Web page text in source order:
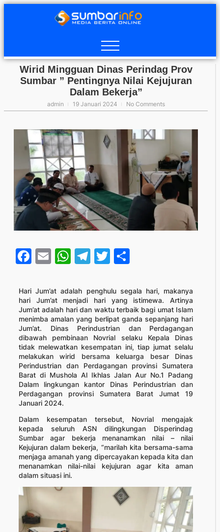
Wirid Mingguan Dinas Perindag Prov
Sumbar ” Pentingnya Nilai Kejujuran
Dalam Bekerja”
admin 19 Januari 2024 No Comments
Facebook
EmailWhatsApp
Telegram
Twitter
Hari Jum’at adalah penghulu segala hari, makanya
hari Jum’at menjadi hari yang istimewa. Artinya
Jum’at adalah hari dan waktu terbaik bagi umat Islam
menimba amalan yang berlipat ganda sepanjang hari
Jum’at. Dinas Perindustrian dan Perdagangan
dibawah pembinaan Novrial selaku Kepala Dinas
tidak melewatkan kesempatan ini, tiap jumat selalu
melakukan wirid bersama keluarga besar Dinas
Perindustrian dan Perdagangan provinsi Sumatera
Barat di Mushola Al Ikhlas Jalan Aur No.1 Padang
Dalam lingkungan kantor Dinas Perindustrian dan
Perdagangan provinsi Sumatera Barat Jumat 19
Januari 2024.
Dalam kesempatan tersebut, Novrial mengajak
kepada seluruh ASN dilingkungan Disperindag
Sumbar agar bekerja menanamkan nilai – nilai
Kejujuran dalam bekerja, “marilah kita bersama-sama
menjaga amanah yang dipercayakan kepada kita dan
menanamkan nilai-nilai kejujuran agar kita aman
dalam situasi ini.